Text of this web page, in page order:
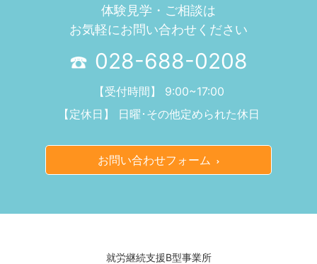
体験見学・ご相談は
お気軽にお問い合わせください
028-688-0208
【受付時間】 9:00~17:00
【定休日】 日曜･その他定められた休日
お問い合わせフォーム
就労継続支援B型事業所